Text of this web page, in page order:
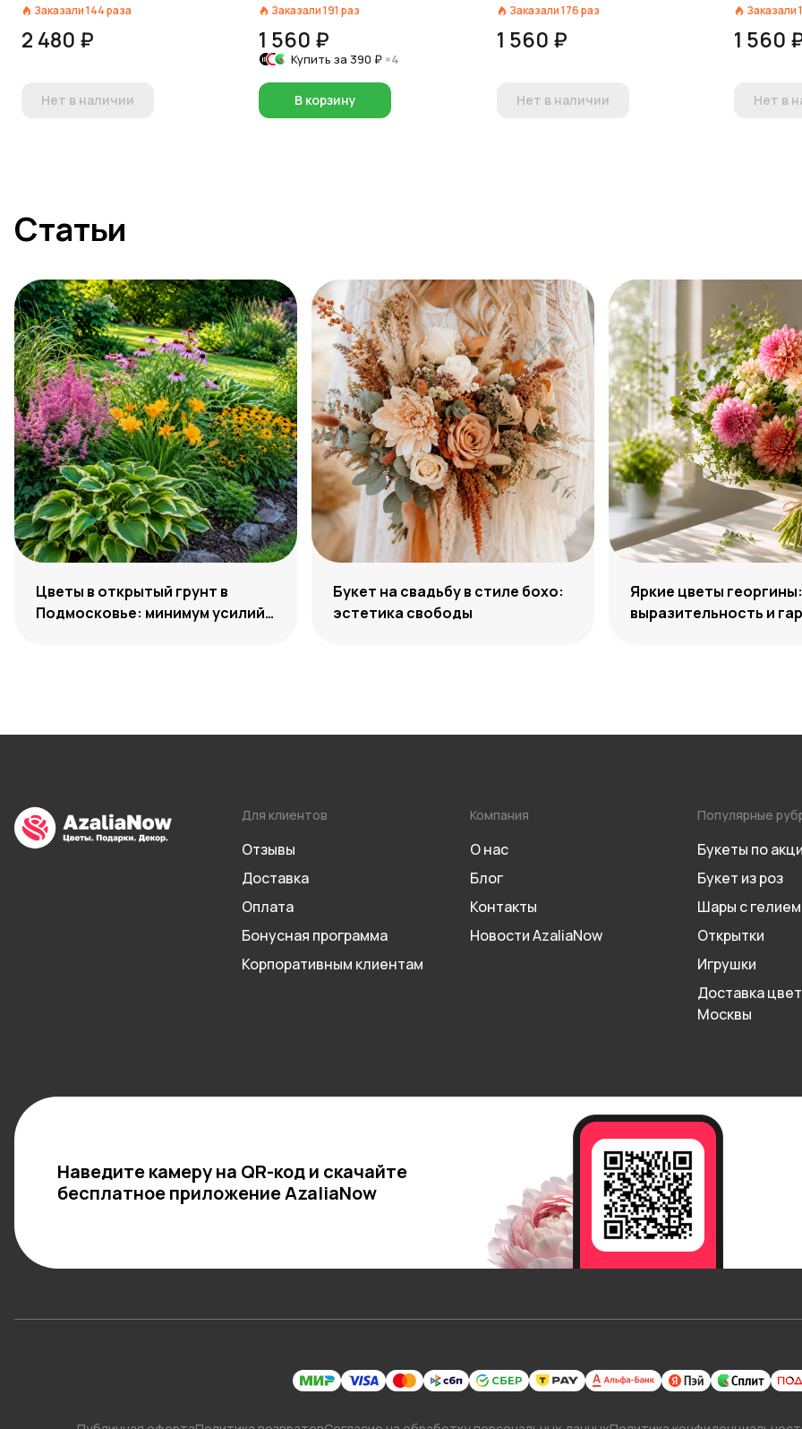
Заказали144раза
2 480 ₽
Нет в наличии
Заказали191 раз
1 560 ₽
Купить за390 ₽ ×4
В корзину
Заказали176раз
1 560 ₽
Нет в наличии
Заказали
1 560
Нет в
Статьи
Цветы в открытый грунт в
Подмосковье: минимум усилий,
Букет на свадьбу в стиле бохо:
эстетика свободы
Яркие цветы георгины:
выразительность и
Для клиентов
Отзывы
Доставка
Оплата
Бонусная программа
Корпоративным клиентам
Компания
О нас
Блог
Контакты
Новости AzaliaNow
Популярные
Букеты по
Букет из роз
Шары с гелием
Открытки
Игрушки
Доставка
Москвы
Наведите камеру на QR-код и скачайте
бесплатное приложение AzaliaNow